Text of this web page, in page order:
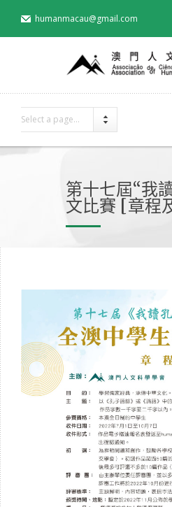
humanmacau@gmail.com
Select a page...
第十七屆“我
文比賽 [章程